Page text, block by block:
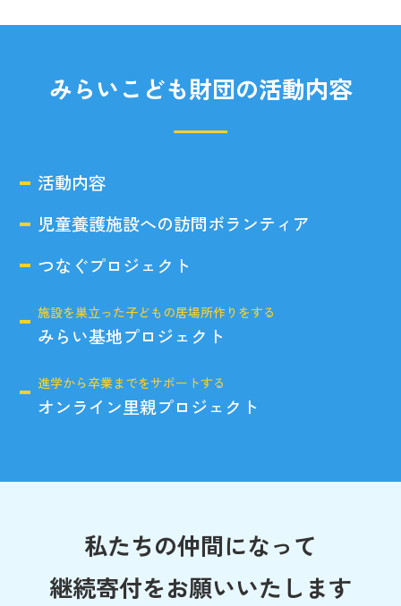
みらいこども財団の活動内容
活動内容
児童養護施設への訪問ボランティア
つなぐプロジェクト
施設を巣立った子どもの居場所作りをする
みらい基地プロジェクト
進学から卒業までをサポートする
オンライン里親プロジェクト
私たちの仲間になって
継続寄付をお願いいたします